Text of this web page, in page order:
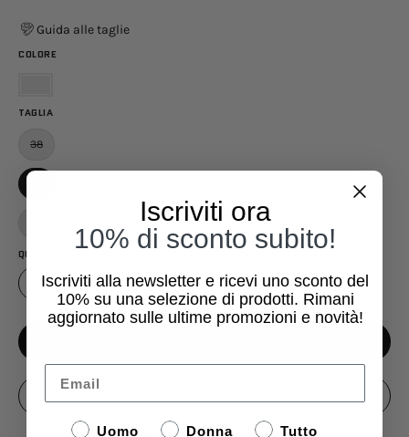
Guida alle taglie
TAGLIA
38
COLORE
QUANTITÀ
Iscriviti ora
10% di sconto subito!
Iscriviti alla newsletter e ricevi uno sconto del
10% su una selezione di prodotti. Rimani
aggiornato sulle ultime promozioni e novità!
Email
Uomo Donna Tutto